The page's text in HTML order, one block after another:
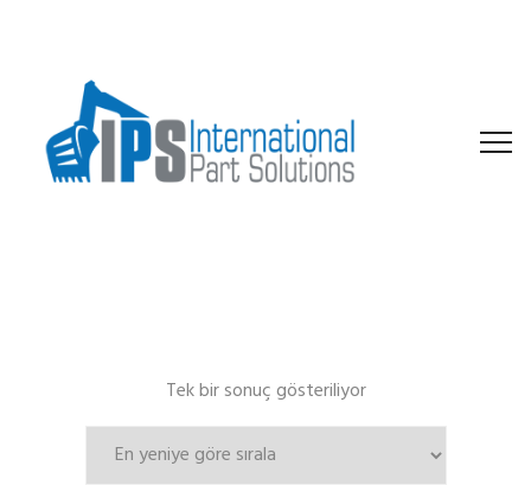
Tek bir sonuç gösteriliyor